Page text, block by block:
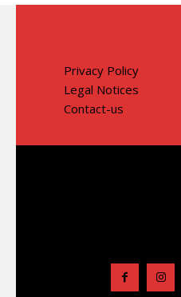
Privacy Policy
Legal Notices
Contact-us